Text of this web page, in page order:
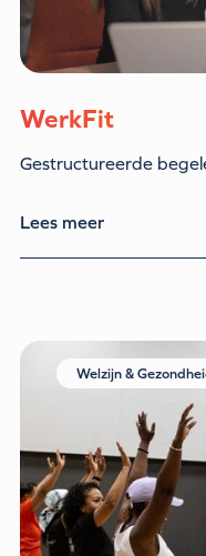
WerkFit
Gestructureerde
Lees meer
Welzijn &